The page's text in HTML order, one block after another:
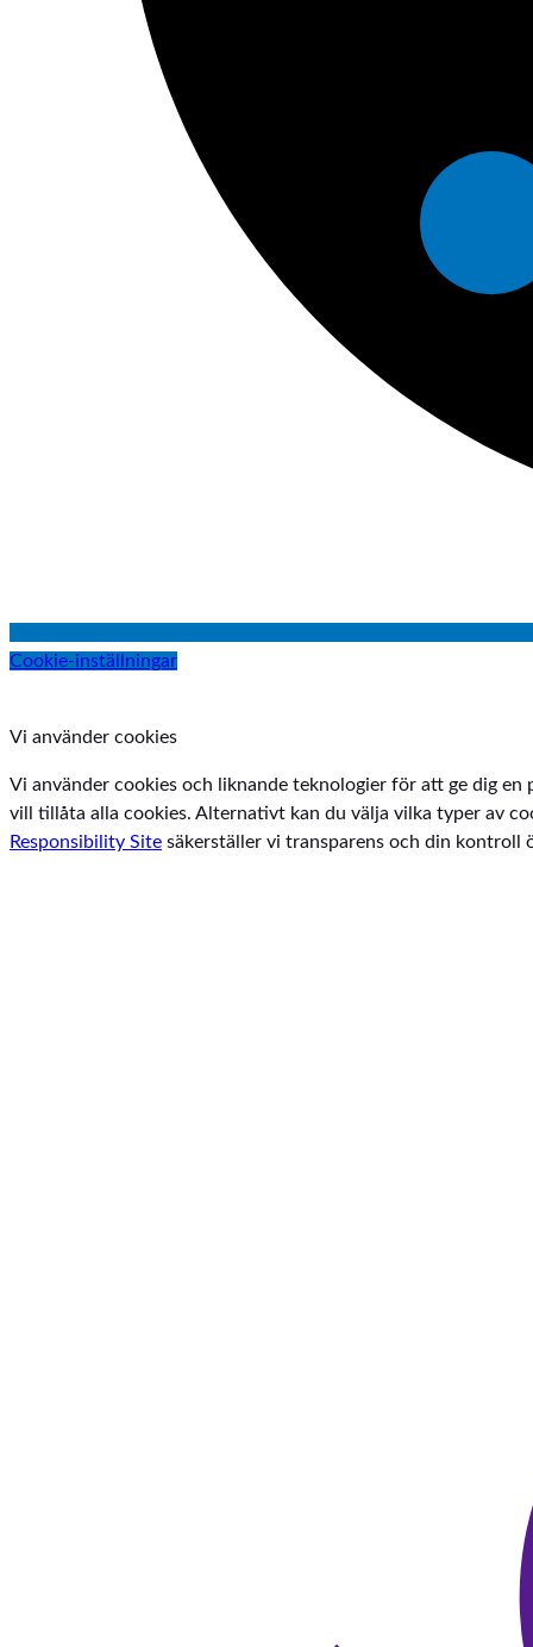
Cookie-inställningar
Vi använder cookies
Vi använder cookies och liknande teknologier för att ge dig
vill tillåta alla cookies. Alternativt kan du välja vilka typer av
Responsibility Site säkerställer vi transparens och din kontroll